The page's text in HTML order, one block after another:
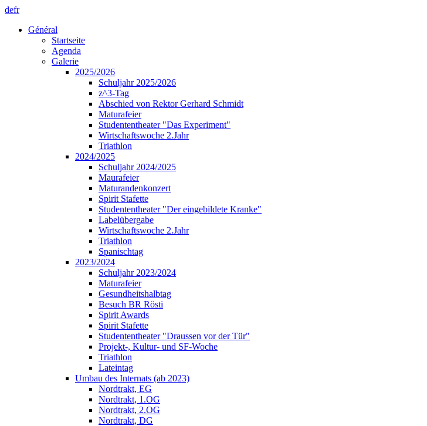
defr
Général
Startseite
Agenda
Galerie
2025/2026
Schuljahr 2025/2026
z^3-Tag
Abschied von Rektor Gerhard Schmidt
Maturafeier
Studententheater "Das Experiment"
Wirtschaftswoche 2.Jahr
Triathlon
2024/2025
Schuljahr 2024/2025
Maurafeier
Maturandenkonzert
Spirit Stafette
Studententheater "Der eingebildete Kranke"
Labelübergabe
Wirtschaftswoche 2.Jahr
Triathlon
Spanischtag
2023/2024
Schuljahr 2023/2024
Maturafeier
Gesundheitshalbtag
Besuch BR Rösti
Spirit Awards
Spirit Stafette
Studententheater "Draussen vor der Tür"
Projekt-, Kultur- und SF-Woche
Triathlon
Lateintag
Umbau des Internats (ab 2023)
Nordtrakt, EG
Nordtrakt, 1.OG
Nordtrakt, 2.OG
Nordtrakt, DG